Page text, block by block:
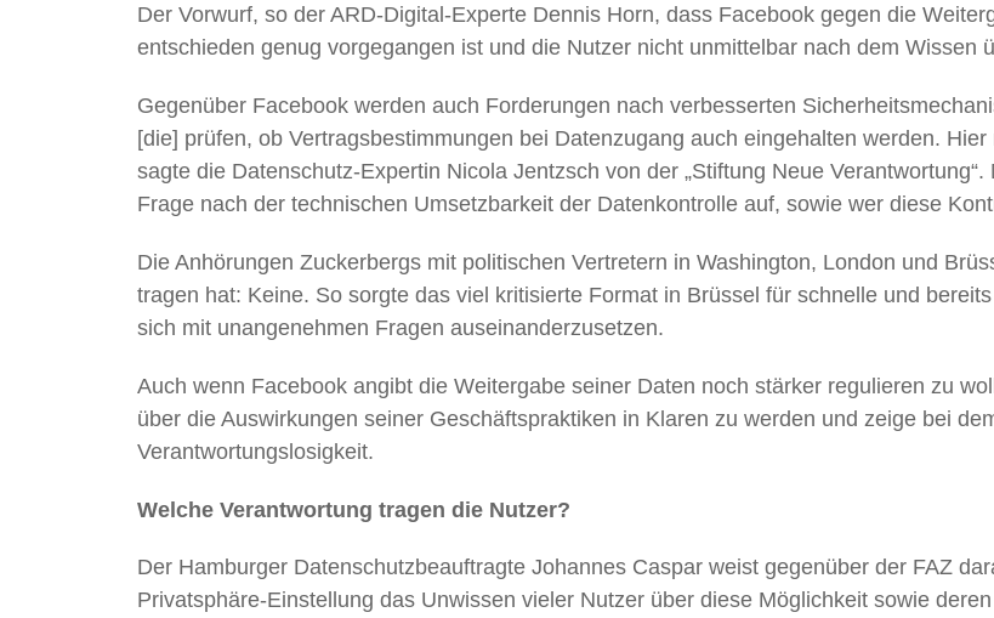
Der Vorwurf, so der ARD-Digital-Experte Dennis Horn, dass Facebook gegen die
entschieden genug vorgegangen ist und die Nutzer nicht unmittelbar nach dem Wissen
Gegenüber Facebook werden auch Forderungen nach verbesserten
[die] prüfen, ob Vertragsbestimmungen bei Datenzugang auch eingehalten werden.
sagte die Datenschutz-Expertin Nicola Jentzsch von der „Stiftung Neue
Frage nach der technischen Umsetzbarkeit der Datenkontrolle auf, sowie wer diese
Die Anhörungen Zuckerbergs mit politischen Vertretern in Washington, London und
tragen hat: Keine. So sorgte das viel kritisierte Format in Brüssel für schnelle und
sich mit unangenehmen Fragen auseinanderzusetzen.
Auch wenn Facebook angibt die Weitergabe seiner Daten noch stärker regulieren zu
über die Auswirkungen seiner Geschäftspraktiken in Klaren zu werden und zeige bei
Verantwortungslosigkeit.
Welche Verantwortung tragen die Nutzer?
Der Hamburger Datenschutzbeauftragte Johannes Caspar weist gegenüber der FAZ
Privatsphäre-Einstellung das Unwissen vieler Nutzer über diese Möglichkeit sowie